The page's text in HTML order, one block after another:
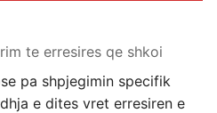
te erresires qe shkoi
pa shpjegimin specifik
e dites vret erresiren e